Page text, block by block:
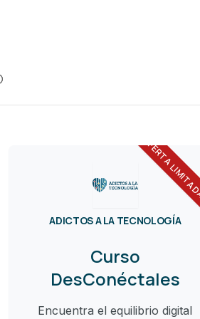
OFERTA
ADICTOS A LA TECNOLOGÍA
Curso
DesConéctales
Encuentra el equilibrio digital